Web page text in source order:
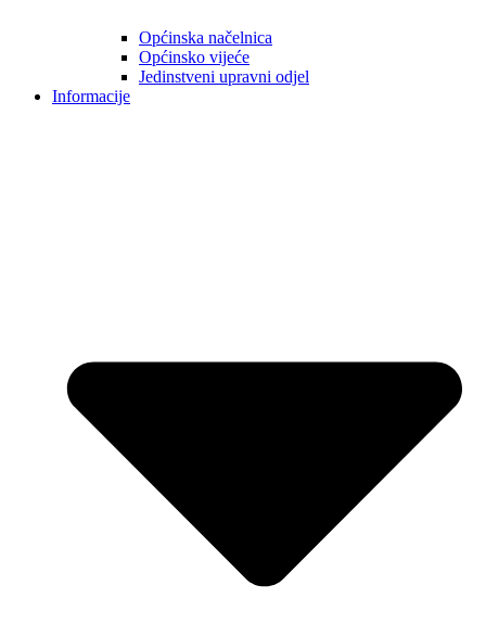
Općinska načelnica
Općinsko vijeće
Jedinstveni upravni odjel
Informacije